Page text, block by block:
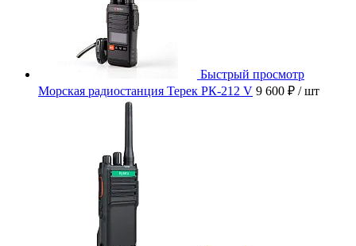
Быстрый просмотр
Морская радиостанция Терек РК-212 V 9 600 ₽ / шт